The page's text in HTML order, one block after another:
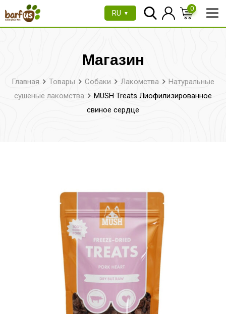
Перейти
RU ▼
0
Магазин
Главная Товары Собаки Лакомства
Натуральные
сушёные лакомства
MUSH Treats Лиофилизированное
свиное сердце